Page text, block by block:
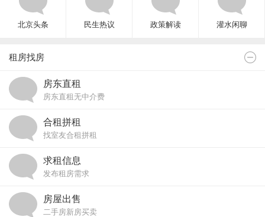
北京头条 民生热议 政策解读 灌水闲聊
租房找房
房东直租
房东直租无中介费
合租拼租
找室友合租拼租
求租信息
发布租房需求
房屋出售
二手房新房买卖